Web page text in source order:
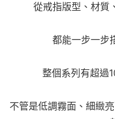
從戒指版型、材質
都能一步一步
整個系列有超過
不管是低調霧面、細緻